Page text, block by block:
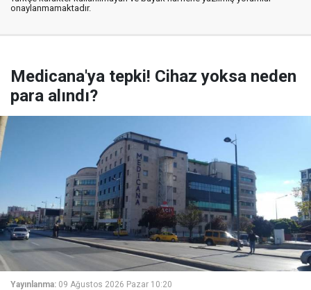
onaylanmamaktadır.
Medicana'ya tepki! Cihaz yoksa neden
para alındı?
Yayınlanma: 09 Ağustos 2026 Pazar 10:20